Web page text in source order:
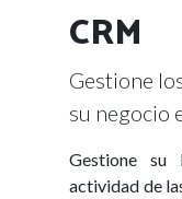
CRM
Gestione
su negocio
Gestione su
actividad de